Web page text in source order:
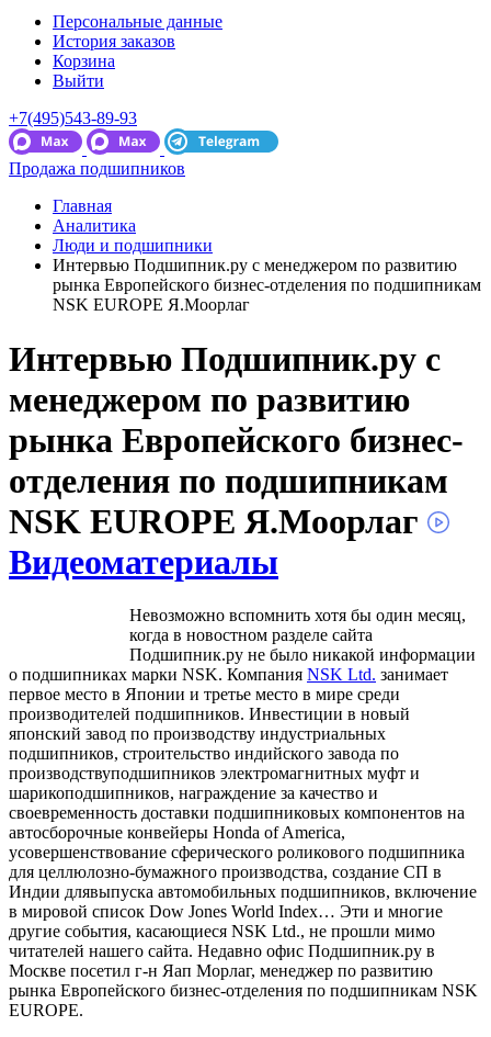
Персональные данные
История заказов
Корзина
Выйти
+7(495)543-89-93
Продажа подшипников
Главная
Аналитика
Люди и подшипники
Интервью Подшипник.ру с менеджером по развитию
рынка Европейского бизнес-отделения по подшипникам
NSK EUROPE Я.Моорлаг
Интервью Подшипник.ру с
менеджером по развитию
рынка Европейского бизнес-
отделения по подшипникам
NSK EUROPE Я.Моорлаг
Видеоматериалы
Невозможно вспомнить хотя бы один месяц,
когда в новостном разделе сайта
Подшипник.ру не было никакой информации
о подшипниках марки NSK. Компания NSK Ltd. занимает
первое место в Японии и третье место в мире среди
производителей подшипников. Инвестиции в новый
японский завод по производству индустриальных
подшипников, строительство индийского завода по
производствуподшипников электромагнитных муфт и
шарикоподшипников, награждение за качество и
своевременность доставки подшипниковых компонентов на
автосборочные конвейеры Honda of America,
усовершенствование сферического роликового подшипника
для целлюлозно-бумажного производства, создание СП в
Индии длявыпуска автомобильных подшипников, включение
в мировой список Dow Jones World Index… Эти и многие
другие события, касающиеся NSK Ltd., не прошли мимо
читателей нашего сайта. Недавно офис Подшипник.ру в
Москве посетил г-н Яап Морлаг, менеджер по развитию
рынка Европейского бизнес-отделения по подшипникам NSK
EUROPE.